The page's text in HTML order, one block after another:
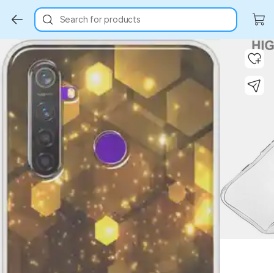
Search for products
Key Highlights Key Highlights